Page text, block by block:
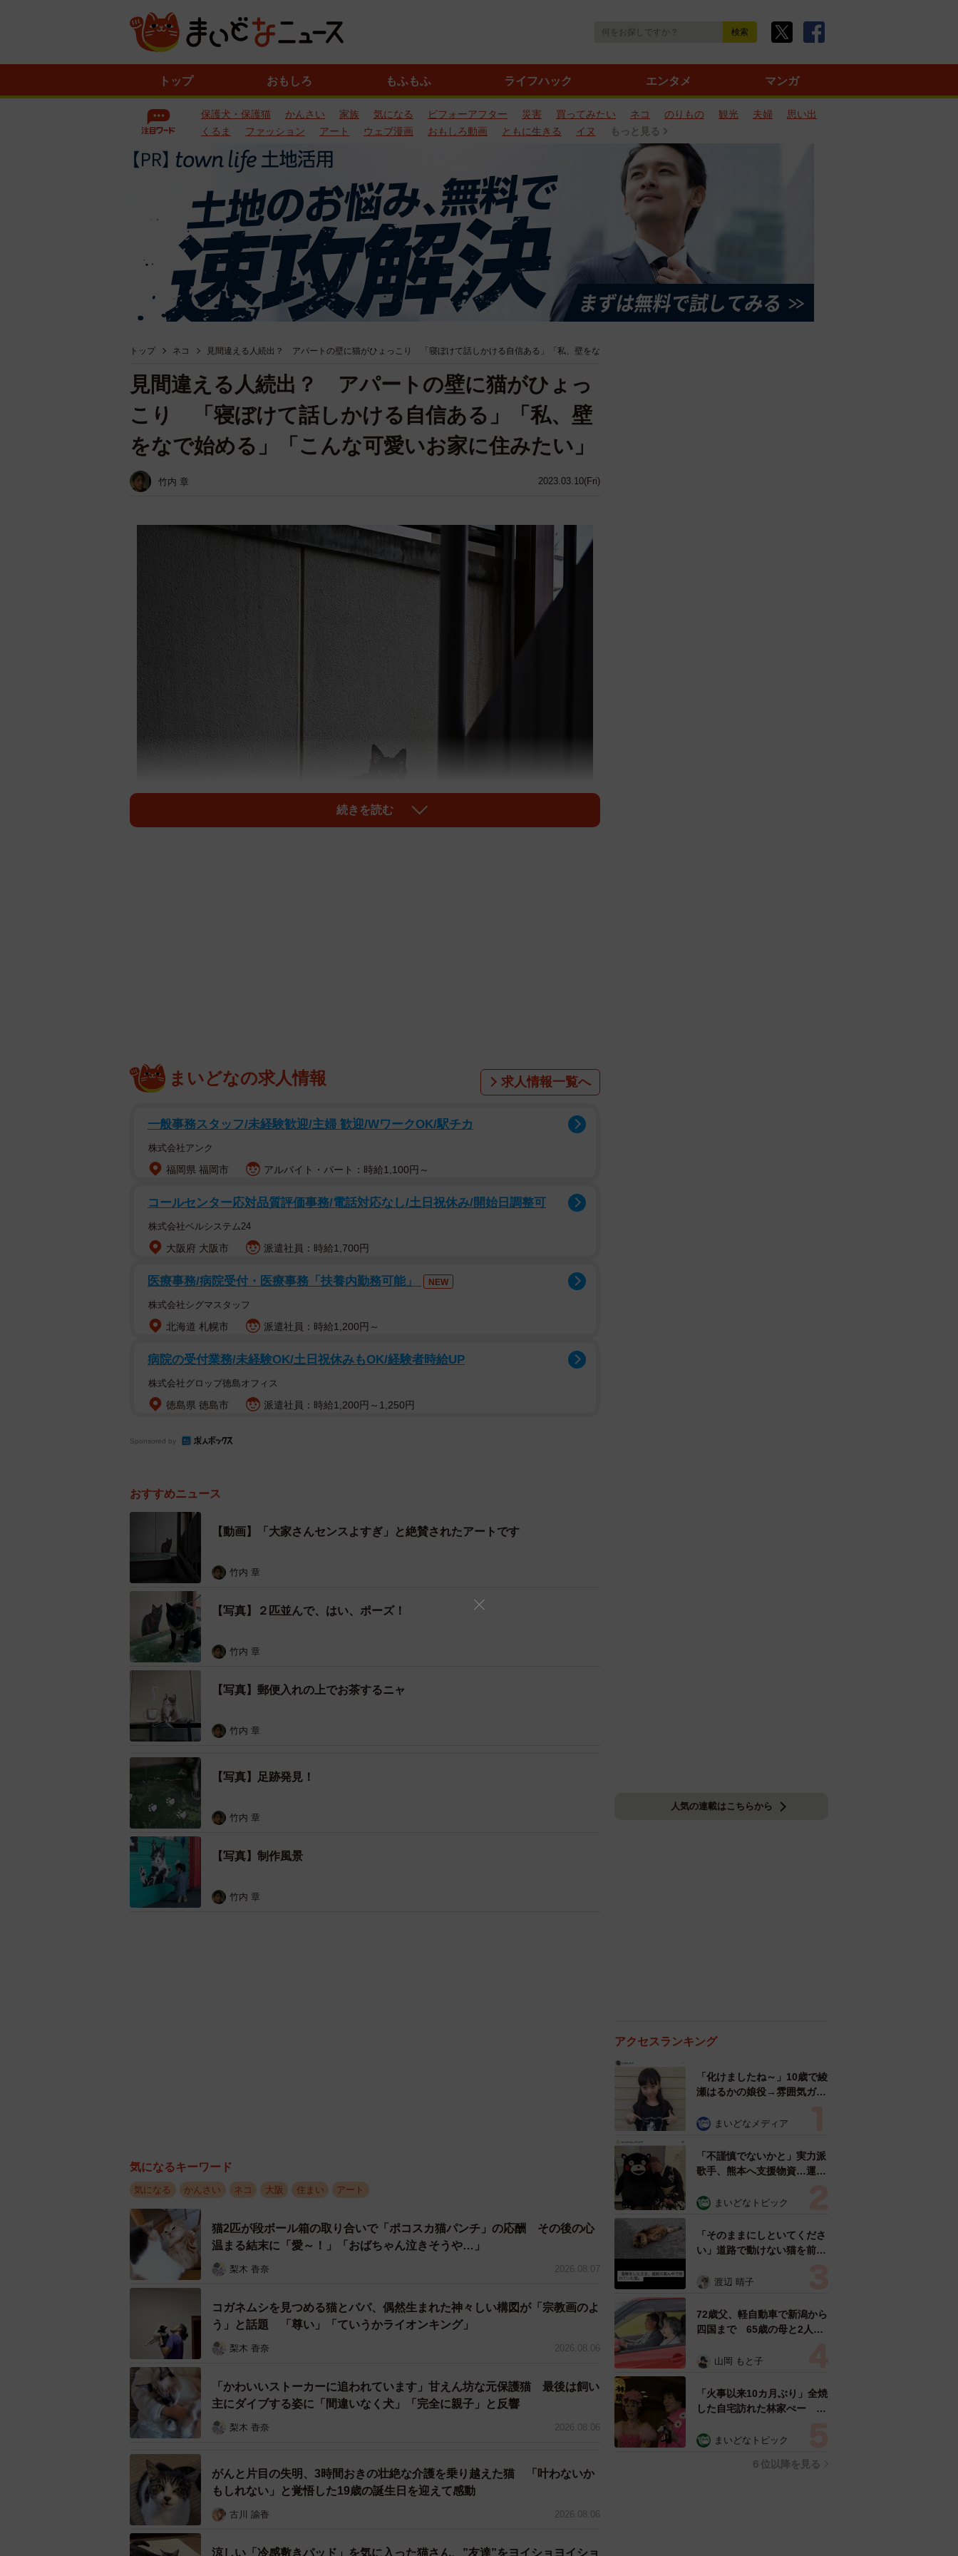
トップ おもしろ もふもふ ライフハック エンタメ マンガ
保護犬・保護猫 かんさい 家族 気になる ビフォーアフター 災害 買ってみたい ネコ のりもの 観光 夫婦
思い出
くるま
ファッション アート ウェブ漫画 おもしろ動画 ともに生きる イヌ もっと見る
トップ ネコ 見間違える人続出？ アパートの壁に猫がひょっこり 「寝ぼけて話しかける自信ある」「私、壁をな
2023.03.10(Fri)
見間違える人続出？ アパートの壁に猫がひょっ
こり 「寝ぼけて話しかける自信ある」「私、壁
をなで始める」「こんな可愛いお家に住みたい」
竹内 章
1/13
スな「罫線で遊ぶ小動物」シリーズを手掛ける画家の晴夏（@_harenatsu）さんが、レトロ
なアパートの壁や床に描いた猫たちにご注目ください。制作風景を紹介したTikTokの投稿動
画は5万以上のいいねがついています。ほろ酔いで帰宅した夜、「あっ、猫ちゃん、こっち
おいでおいで」とやってないかな、入居者さん。
「大家さんからご依頼を頂き、レトロなアパートの壁や床に絵をお描きしました」とツイー
トし、猫や風景を描く制作風景の写真を公開した晴夏さん。TikTokにも動画を投稿していま
撫で始める」「こんな可愛いお家に住みたい」「足跡の絵だけでもう可愛い」と猫のいる暮
らしに憧れる人が続出しています。
続きを読む
まいどなの求人情報 求人情報一覧へ
一般事務スタッフ/未経験歓迎/主婦 歓迎/WワークOK/駅チカ
株式会社アンク
福岡県 福岡市 アルバイト・パート：時給1,100円～
コールセンター応対品質評価事務/電話対応なし/土日祝休み/開始日調整可
株式会社ベルシステム24
大阪府 大阪市 派遣社員：時給1,700円
医療事務/病院受付・医療事務「扶養内勤務可能」 NEW
株式会社シグマスタッフ
北海道 札幌市 派遣社員：時給1,200円～
病院の受付業務/未経験OK/土日祝休みもOK/経験者時給UP
株式会社グロップ徳島オフィス
徳島県 徳島市 派遣社員：時給1,200円～1,250円
Sponsored by
おすすめニュース
【動画】「大家さんセンスよすぎ」と絶賛されたアートです
竹内 章
【写真】２匹並んで、はい、ポーズ！
竹内 章
【写真】郵便入れの上でお茶するニャ
竹内 章
【写真】足跡発見！
竹内 章
【写真】制作風景
竹内 章
気になるキーワード
気になる かんさい ネコ 大阪 住まい アート
猫2匹が段ボール箱の取り合いで「ポコスカ猫パンチ」の応酬 その後の心
温まる結末に「愛～！」「おばちゃん泣きそうや…」
梨木 香奈 2026.08.07
コガネムシを見つめる猫とパパ、偶然生まれた神々しい構図が「宗教画のよ
う」と話題 「尊い」「ていうかライオンキング」
梨木 香奈 2026.08.06
「かわいいストーカーに追われています」甘えん坊な元保護猫 最後は飼い
主にダイブする姿に「間違いなく犬」「完全に親子」と反響
梨木 香奈 2026.08.06
がんと片目の失明、3時間おきの壮絶な介護を乗り越えた猫 「叶わないか
もしれない」と覚悟した19歳の誕生日を迎えて感動
古川 諭香 2026.08.06
涼しい「冷感敷きパッド」を気に入った猫さん、”友達”をヨイショヨイショ
人気の連載はこちらから
アクセスランキング
「化けましたね～」10歳で綾
瀬はるかの娘役→雰囲気ガラ
雰囲気が」「宝塚に入れそ
まいどなメディア
「不謹慎でないかと」実力派
歌手、熊本へ支援物資…運搬
めらい 「痛いほど伝わる」
まいどなトピック
「そのままにしといてくださ
い」道路で動けない猫を前に
ようとした4日間 「命の重
表の訴え
渡辺 晴子
72歳父、軽自動車で新潟から
四国まで 65歳の母と2人で
憩まで分刻み… 「大学生で
山岡 もと子
「火事以来10カ月ぶり」全焼
した自宅訪れた林家ぺー 内
ン状態の部屋に呆然
まいどなトピック
６位以降を見る